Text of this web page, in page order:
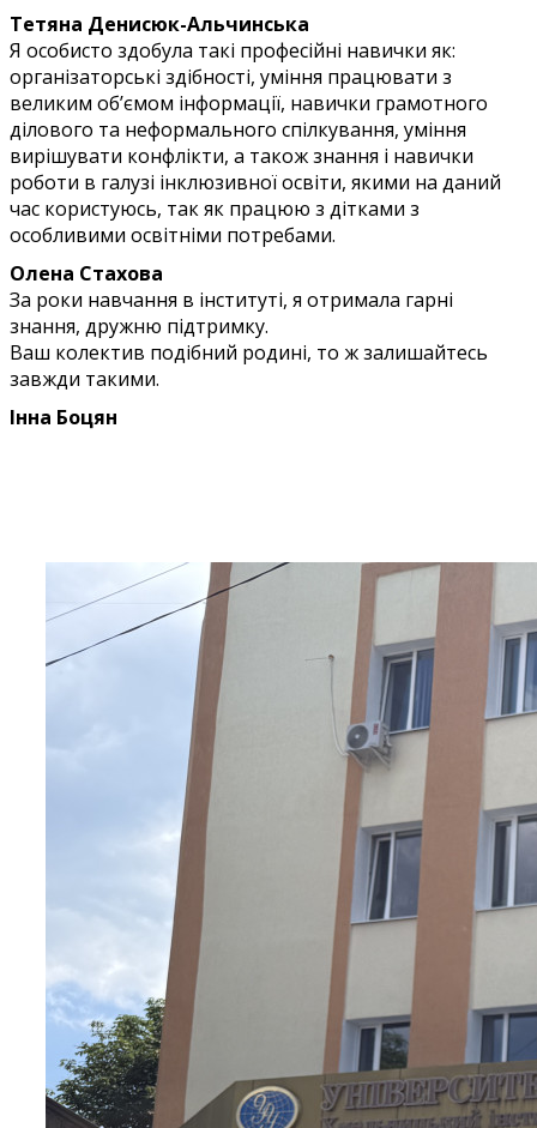
Тетяна Денисюк-Альчинська
Я особисто здобула такі професійні навички як:
організаторські здібності, уміння працювати з
великим об’ємом інформації, навички грамотного
ділового та неформального спілкування, уміння
вирішувати конфлікти, а також знання і навички
роботи в галузі інклюзивної освіти, якими на даний
час користуюсь, так як працюю з дітками з
особливими освітніми потребами.
Олена Стахова
За роки навчання в інституті, я отримала гарні
знання, дружню підтримку.
Ваш колектив подібний родині, то ж залишайтесь
завжди такими.
Інна Боцян